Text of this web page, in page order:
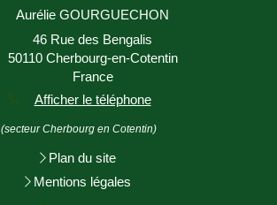
Aurélie GOURGUECHON
46 Rue des Bengalis
50110 Cherbourg-en-Cotentin
France
Afficher le téléphone
(secteur Cherbourg en Cotentin)
Plan du site
Mentions légales